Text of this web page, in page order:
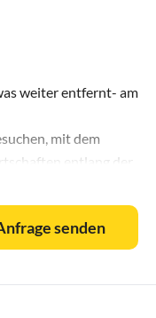
weiter entfernt- am
mit dem
entlang der
Auto in das
traumhafte
am Gardasee gibt
senden